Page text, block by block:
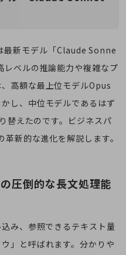
プ
新モデル「Claude Sonne
ベルの推論能力や複雑なプ
高額な最上位モデルOpus
し、中位モデルであるはず
替えたのです。ビジネスパ
新的な進化を解説します。
圧倒的な長文処理能
み、参照できるテキスト量
」と呼ばれます。分かりや